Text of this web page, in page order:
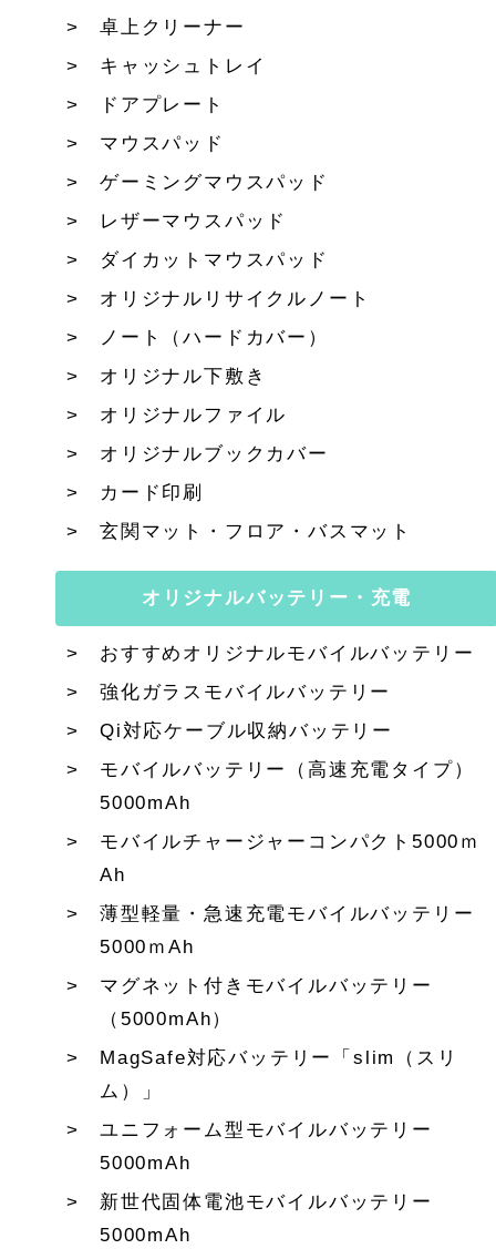
卓上クリーナー
キャッシュトレイ
ドアプレート
マウスパッド
ゲーミングマウスパッド
レザーマウスパッド
ダイカットマウスパッド
オリジナルリサイクルノート
ノート（ハードカバー）
オリジナル下敷き
オリジナルファイル
オリジナルブックカバー
カード印刷
玄関マット・フロア・バスマット
オリジナルバッテリー・充電
おすすめオリジナルモバイルバッテリー
強化ガラスモバイルバッテリー
Qi対応ケーブル収納バッテリー
モバイルバッテリー（高速充電タイプ）
5000mAh
モバイルチャージャーコンパクト5000ｍ
Ah
薄型軽量・急速充電モバイルバッテリー
5000ｍAh
マグネット付きモバイルバッテリー
（5000mAh）
MagSafe対応バッテリー「slim（スリ
ム）」
ユニフォーム型モバイルバッテリー
5000mAh
新世代固体電池モバイルバッテリー
5000mAh